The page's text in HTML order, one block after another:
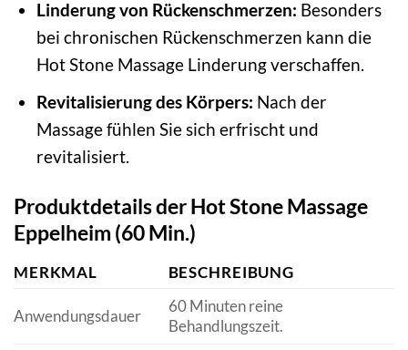
Linderung von Rückenschmerzen: Besonders
bei chronischen Rückenschmerzen kann die
Hot Stone Massage Linderung verschaffen.
Revitalisierung des Körpers: Nach der
Massage fühlen Sie sich erfrischt und
revitalisiert.
Produktdetails der Hot Stone Massage
Eppelheim (60 Min.)
MERKMAL BESCHREIBUNG
Anwendungsdauer
60 Minuten reine
Behandlungszeit.